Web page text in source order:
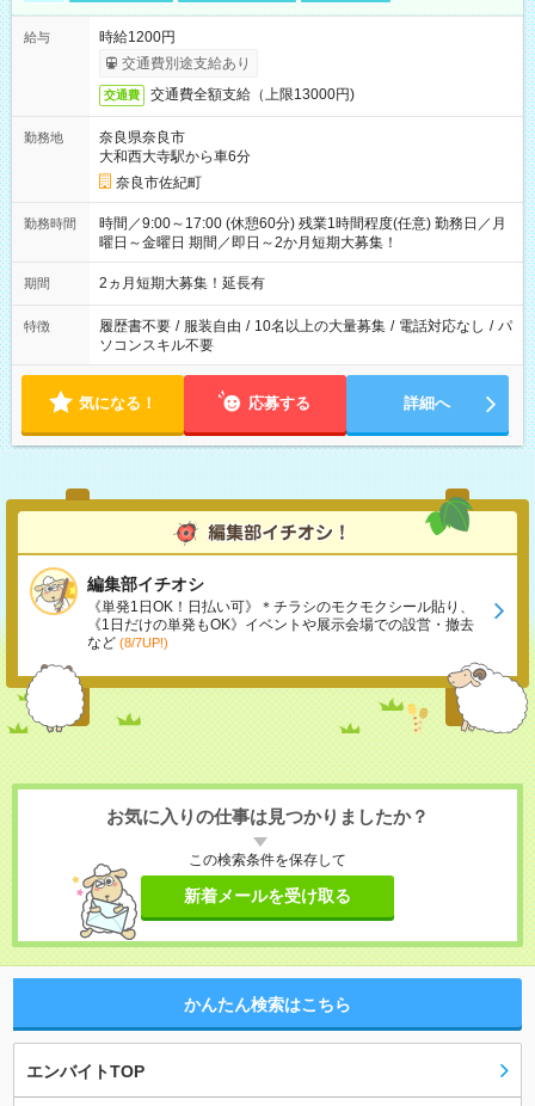
給与
時給1200円
交通費別途支給あり
交通費 交通費全額支給（上限13000円)
勤務地
奈良県奈良市
大和西大寺駅から車6分
奈良市佐紀町
勤務時間
時間／9:00～17:00 (休憩60分) 残業1時間程度(任意) 勤務日／月
曜日～金曜日 期間／即日～2か月短期大募集！
期間 2ヵ月短期大募集！延長有
特徴 履歴書不要 / 服装自由 / 10名以上の大量募集 / 電話対応なし / パ
ソコンスキル不要
気になる！ 応募する 詳細へ
編集部イチオシ
《単発1日OK！日払い可》＊チラシのモクモクシール貼り、
《1日だけの単発もOK》イベントや展示会場での設営・撤去
など (8/7UP!)
お気に入りの仕事は見つかりましたか？
この検索条件を保存して
新着メールを受け取る
かんたん検索はこちら
エンバイトTOP